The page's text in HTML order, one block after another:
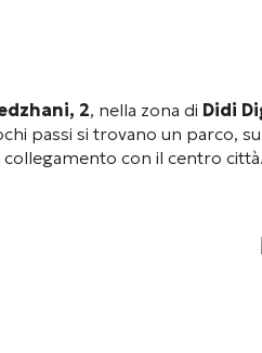
2, nella zona di Didi
passi si trovano un parco,
con il centro città.